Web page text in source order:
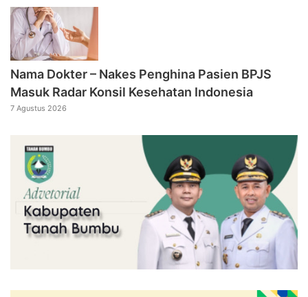
Nama Dokter – Nakes Penghina Pasien BPJS
Masuk Radar Konsil Kesehatan Indonesia
7 Agustus 2026